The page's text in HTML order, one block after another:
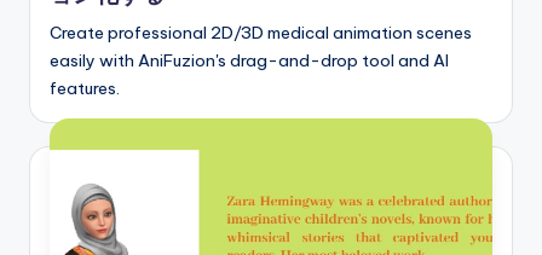
Create professional 2D/3D medical animation scenes
easily with AniFuzion's drag-and-drop tool and AI
features.